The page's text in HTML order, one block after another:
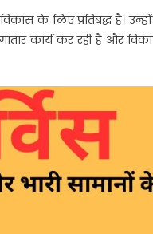
के लिए प्रतिबद्ध है।
कार्य कर रही है और